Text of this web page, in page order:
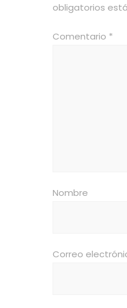
obligatorios
Comentario *
Nombre
Correo